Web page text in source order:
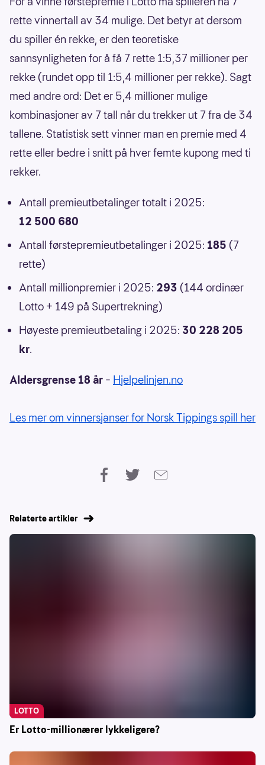
rette vinnertall av 34 mulige. Det betyr at dersom
du spiller én rekke, er den teoretiske
sannsynligheten for å få 7 rette 1:5,37 millioner per
rekke (rundet opp til 1:5,4 millioner per rekke). Sagt
med andre ord: Det er 5,4 millioner mulige
kombinasjoner av 7 tall når du trekker ut 7 fra de 34
tallene. Statistisk sett vinner man en premie med 4
rette eller bedre i snitt på hver femte kupong med ti
rekker.
Antall premieutbetalinger totalt i 2025:
12 500 680
Antall førstepremieutbetalinger i 2025: 185 (7
rette)
Antall millionpremier i 2025: 293 (144 ordinær
Lotto + 149 på Supertrekning)
Høyeste premieutbetaling i 2025: 30 228 205
kr.
Aldersgrense 18 år – Hjelpelinjen.no
Les mer om vinnersjanser for Norsk Tippings spill her
Relaterte artikler
Er Lotto-millionærer lykkeligere?
LOTTO